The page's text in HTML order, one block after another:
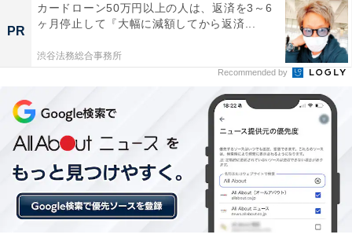
PR
カードローン50万円以上の人は、返済を3～6
ヶ月停止して『大幅に減額してから返済...
渋谷法務総合事務所
Recommended by